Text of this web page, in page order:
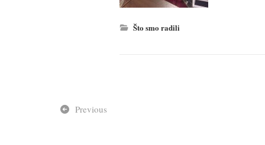
Što smo radili
Previous